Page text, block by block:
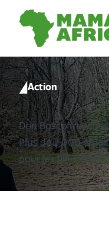
logo_green
Action
Don Bosco marche
Plus de 2 000
pour les filles et les